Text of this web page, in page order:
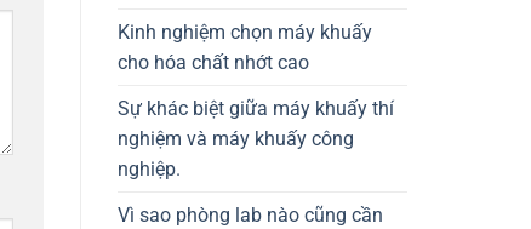
Kinh nghiệm chọn máy khuấy
cho hóa chất nhớt cao
Sự khác biệt giữa máy khuấy thí
nghiệm và máy khuấy công
nghiệp.
Vì sao phòng lab nào cũng cần